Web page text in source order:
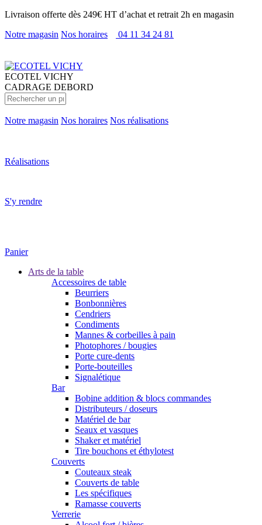
Livraison offerte dès 249€ HT d’achat et retrait 2h en magasin
Notre magasin Nos horaires 04 11 34 24 81
ECOTEL VICHY
CADRAGE DEBORD
Notre magasin Nos horaires Nos réalisations
Réalisations
S'y rendre
Panier
Arts de la table
Accessoires de table
Beurriers
Bonbonnières
Cendriers
Condiments
Mannes & corbeilles à pain
Photophores / bougies
Porte cure-dents
Porte-bouteilles
Signalétique
Bar
Bobine addition & blocs commandes
Distributeurs / doseurs
Matériel de bar
Seaux et vasques
Shaker et matériel
Tire bouchons et éthylotest
Couverts
Couteaux steak
Couverts de table
Les spécifiques
Ramasse couverts
Verrerie